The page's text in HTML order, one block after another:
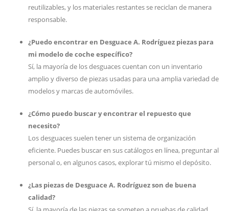
reutilizables, y los materiales restantes se reciclan de manera
responsable.
¿Puedo encontrar en Desguace A. Rodríguez piezas para
mi modelo de coche específico?
Sí, la mayoría de los desguaces cuentan con un inventario
amplio y diverso de piezas usadas para una amplia variedad de
modelos y marcas de automóviles.
¿Cómo puedo buscar y encontrar el repuesto que
necesito?
Los desguaces suelen tener un sistema de organización
eficiente. Puedes buscar en sus catálogos en línea, preguntar al
personal o, en algunos casos, explorar tú mismo el depósito.
¿Las piezas de Desguace A. Rodríguez son de buena
calidad?